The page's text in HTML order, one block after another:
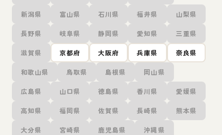
新潟県 富山県 石川県 福井県 山梨県
長野県 岐阜県 静岡県 愛知県 三重県
滋賀県 京都府 大阪府 兵庫県 奈良県
和歌山県 鳥取県 島根県 岡山県
広島県 山口県 徳島県 香川県 愛媛県
高知県 福岡県 佐賀県 長崎県 熊本県
大分県 宮崎県 鹿児島県 沖縄県